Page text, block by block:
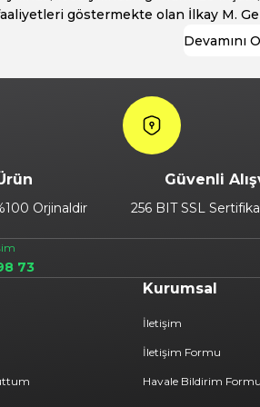
faaliyetleri göstermekte olan İlkay M.
Devamını
Orjinaldir
Güvenli
256 BIT SSL
73
Kurumsal
İletişim
İletişim Formu
Havale Bildirim Formu